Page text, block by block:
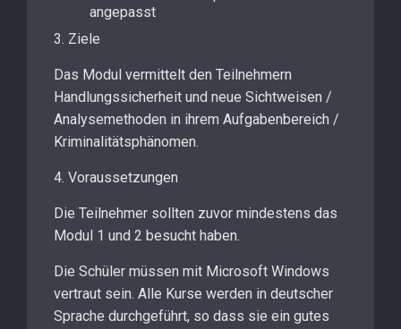
angepasst
3. Ziele
Das Modul vermittelt den Teilnehmern
Handlungssicherheit und neue Sichtweisen /
Analysemethoden in ihrem Aufgabenbereich /
Kriminalitätsphänomen.
4. Voraussetzungen
Die Teilnehmer sollten zuvor mindestens das
Modul 1 und 2 besucht haben.
Die Schüler müssen mit Microsoft Windows
vertraut sein. Alle Kurse werden in deutscher
Sprache durchgeführt, so dass sie ein gutes